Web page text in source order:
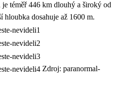
téměř 446 km dlouhý a široký od
hloubka dosahuje až 1600 m.
Zdroj: paranormal-